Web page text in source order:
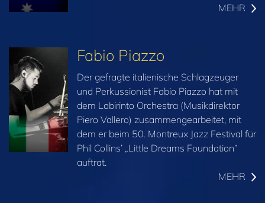
MEHR
Fabio Piazzo
Der gefragte italienische Schlagzeuger
und Perkussionist Fabio Piazzo hat mit
dem Labirinto Orchestra (Musikdirektor
Piero Vallero) zusammengearbeitet, mit
dem er beim 50. Montreux Jazz Festival für
Phil Collins’ „Little Dreams Foundation“
auftrat.
MEHR